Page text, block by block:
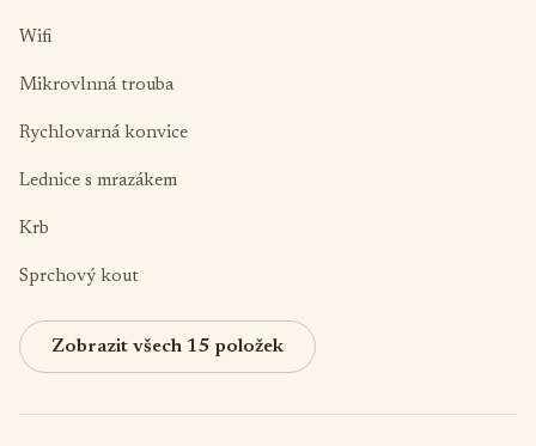
Wifi
Mikrovlnná trouba
Rychlovarná konvice
Lednice s mrazákem
Krb
Sprchový kout
Zobrazit všech 15 položek